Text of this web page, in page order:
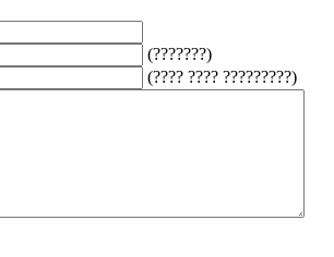
(???????)
(???? ???? ?????????)